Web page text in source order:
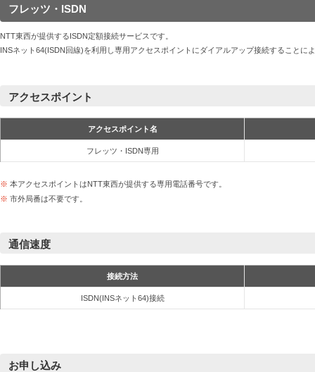
フレッツ・ISDN
NTT東西が提供するISDN定額接続サービスです。
INSネット64(ISDN回線)を利用し専用アクセスポイントにダイアルアップ接続することに
アクセスポイント
アクセスポイント名
フレッツ・ISDN専用
※ 本アクセスポイントはNTT東西が提供する専用電話番号です。
※ 市外局番は不要です。
通信速度
接続方法
ISDN(INSネット64)接続
お申し込み